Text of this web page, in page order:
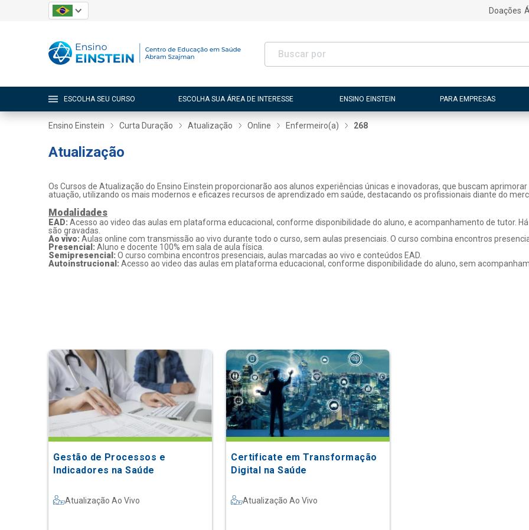
Doações
ESCOLHA SEU CURSO ESCOLHA SUA ÁREA DE INTERESSE ENSINO EINSTEIN PARA EMPRESAS
Ensino Einstein Curta Duração Atualização Online Enfermeiro(a) 268
Atualização
Os Cursos de Atualização do Ensino Einstein proporcionarão aos alunos experiências únicas e inovadoras, que buscam
atuação, utilizando os mais modernos e eficazes recursos de aprendizado em saúde, destacando os profissionais diante do
Modalidades
EAD:Acesso ao video das aulas em plataforma educacional, conforme disponibilidade do aluno, e acompanhamento de tutor.
são gravadas.
Ao vivo: Aulas online com transmissão ao vivo durante todo o curso, sem aulas presenciais. O curso combina encontros
Presencial:Aluno e docente 100% em sala de aula física.
Semipresencial:O curso combina encontros presenciais, aulas marcadas ao vivo e conteúdos EAD.
Autoinstrucional:Acesso ao video das aulas em plataforma educacional, conforme disponibilidade do aluno, sem
Gestão de Processos e
Indicadores na Saúde
Atualização Ao Vivo
Certificate em Transformação
Digital na Saúde
Atualização Ao Vivo